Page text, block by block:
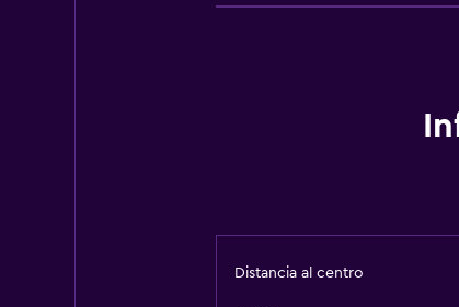
Distancia al centro